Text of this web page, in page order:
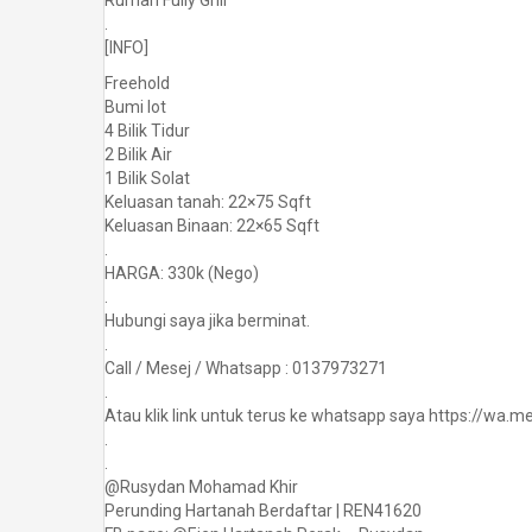
.
[INFO]
Freehold
Bumi lot
4 Bilik Tidur
2 Bilik Air
1 Bilik Solat
Keluasan tanah: 22×75 Sqft
Keluasan Binaan: 22×65 Sqft
.
HARGA: 330k (Nego)
.
Hubungi saya jika berminat.
.
Call / Mesej / Whatsapp : 0137973271
.
Atau klik link untuk terus ke whatsapp saya https://
.
.
@Rusydan Mohamad Khir
Perunding Hartanah Berdaftar | REN41620